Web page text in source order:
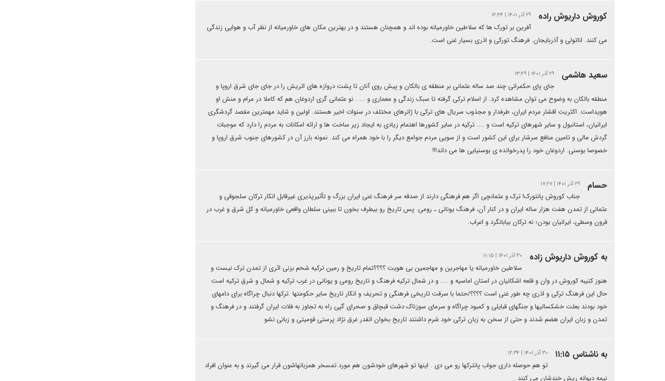
کوروش داریوش راده ۲۹ آذر ۱۴۰۱ | ۱۲:۴۴
آفرین بر تورک ها که سلاطین خاورمیانه بوده اند و همچنان هستند و در بهترین مکان های خاورمیانه از نظر آب و هوایی زندگی
می کنند. اناتولی و آذربایجان. فرهنگ تورکی و اذری بسیار غنی است.
سعید هاشمی ۲۹ آذر ۱۴۰۱ | ۱۳:۴۹
جای پای حکمرانی چند صد ساله عثمانی بر منطقه ی بالکان و پیش روی آنان تا پشت دروازه های اتریش را در جای جای شرق اروپا و
منطقه بالکان به وضوح می توان مشاهده کرد. از اسلام ترکی گرفته تا سبک زندگی و معماری و ... . نو عثمانی گری اردوغان هم که کاملا در مرام و منش او
هویداست. اکثریت اقشار مردم ایران، طرفدار و مجذوب سریال های ترکی با ژانرهای مختلف در سنوات اخیر هستند. اولین و شاید مهمترین مقصد گردشگری
ایرانیان، استانبول و سایر شهرهای ترکیه است و .... ترکیه در سایر کشورها اهتمام زیادی به ایجاد زیر ساخت ها و ارائه امکانات به مردم را دارد که موجبات
گردش مالی و تامین منافع سرشار برای این کشور است و از سویی مردم جوامع دیگر را با خود همراه می کند. نمونه بارز آن در کشورهای جنوب شرق اروپا و
خصوصا بوسنی. اردوغان خود را پدرخوانده ی بوسنیایی ها می داند!!!
حسام ۲۹ آذر ۱۴۰۱ | ۱۷:۲۷
جناب کوروش پانتورک! ترک و عثمانچی اگر هم فرهنگی دارند از صدقه سر فرهنگ غنی ایران بزرگ و تأثیرپذیری غیرقابل انکار ترکان سلجوقی و
عثمانی از تمدن هفت هزار ساله ایران و در کنار آن، فرهنگ یونانی ـ رومی. پس تاریخ رو بیطرف بخون تا ببینی سلطان واقعی خاورمیانه و کل شرق و غرب در
قرون وسطی، ایرانیان بودن؛ نه ترکان بیابانگرد و اعراب.
به کوروش داریوش زاده ۳۰ آذر ۱۴۰۱ | ۱۱:۱۵
سلاطین خاورمیانه یا مهاجرین و مهاجمین بی هویت ؟؟؟؟تمام تاریخ و رمین ترکیه شخم بزنی اثری از تمدن ترک نیست و
هنوز کتیبه کوروش در وان و قلعه اشکانیان در استان اماسیه و .... و در شمال ترکیه فرهنگ و تاریخ رومی و یونانی در غرب ترکیه و شمال و شرق ترکیه است
حال این فرهنگ ترکی و اذری چه طور غنی است ؟؟؟؟/حتما با سرقت تاریخی فرهنگی و تحریف و انکار تاریخ سایر حکومتها .ترکها دنبال چراگاه برای دامهای
خود بودند بعلت خشکسالیها و جنگهای قبایلی و کمبود چراگاه و سرمای سوزناک دشت قبچاق و صحرای گپی راه به تجاوز به فلات ایران گرفتند و در فرهنگ و
تمدن و زبان ایران هضم شدند و حتی از سخن به زبان ترکی خود شرم داشتند تاریخ بخوان انقدر غرق نژاد پرستی قومیتی و زبانی نشو
به ناشناس ۱۱:۱۵ ۳۰ آذر ۱۴۰۱ | ۱۲:۳۴
تو هم حوصله داری جواب پانترکها رو می دی . اینها تو شهرهای خودشون هم مورد تمسخر همزبانهاشون قرار می گیرند و به عنوان افراد
نیمه دیوانه ریش خندشان می کنند .